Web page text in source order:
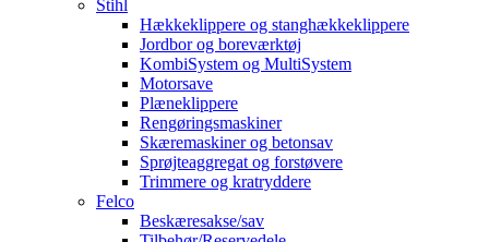
Stihl
Hækkeklippere og stanghækkeklippere
Jordbor og boreværktøj
KombiSystem og MultiSystem
Motorsave
Plæneklippere
Rengøringsmaskiner
Skæremaskiner og betonsav
Sprøjteaggregat og forstøvere
Trimmere og kratryddere
Felco
Beskæresakse/sav